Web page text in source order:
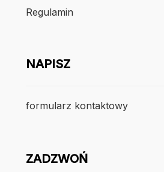
Regulamin
NAPISZ
formularz kontaktowy
ZADZWOŃ